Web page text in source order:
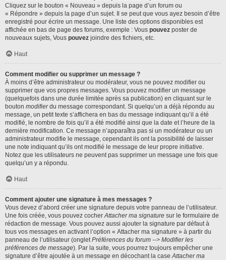
Cliquez sur le bouton « Nouveau » depuis la page d’un forum ou
« Répondre » depuis la page d’un sujet. Il se peut que vous ayez besoin d’être
enregistré pour écrire un message. Une liste des options disponibles est
affichée en bas de page des forums, exemple : Vous pouvez poster de
nouveaux sujets, Vous pouvez joindre des fichiers, etc.
Haut
Comment modifier ou supprimer un message ?
À moins d’être administrateur ou modérateur, vous ne pouvez modifier ou
supprimer que vos propres messages. Vous pouvez modifier un message
(quelquefois dans une durée limitée après sa publication) en cliquant sur le
bouton modifierdu message correspondant. Si quelqu’un a déjà répondu au
message, un petit texte s’affichera en bas du message indiquant qu’il a été
modifié, le nombre de fois qu’il a été modifié ainsi que la date et l’heure de la
dernière modification. Ce message n’apparaîtra pas si un modérateur ou un
administrateur modifie le message, cependant ils ont la possibilité de laisser
une note indiquant qu’ils ont modifié le message de leur propre initiative.
Notez que les utilisateurs ne peuvent pas supprimer un message une fois que
quelqu’un y a répondu.
Haut
Comment ajouter une signature à mes messages ?
Vous devez d’abord créer une signature depuis votre panneau de l’utilisateur.
Une fois créée, vous pouvez cocherAttacher ma signature sur le formulaire de
rédaction de message. Vous pouvez aussi ajouter la signature par défaut à
tous vos messages en activant l’option « Attacher ma signature » à partir du
panneau de l’utilisateur (ongletPréférences du forum --> Modifier les
préférences de message). Par la suite, vous pourrez toujours empêcher une
signature d’être ajoutée à un message en décochant la caseAttacher ma